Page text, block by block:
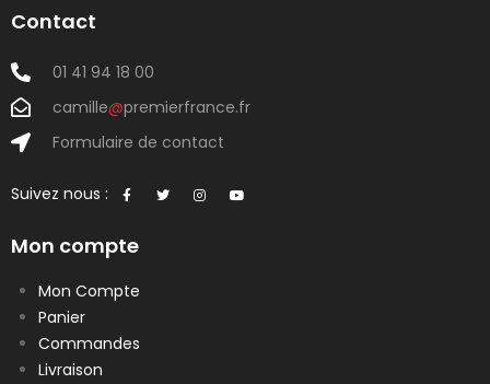
Contact
01 41 94 18 00
camille@premierfrance.fr
Formulaire de contact
Suivez nous :
Mon compte
Mon Compte
Panier
Commandes
Livraison